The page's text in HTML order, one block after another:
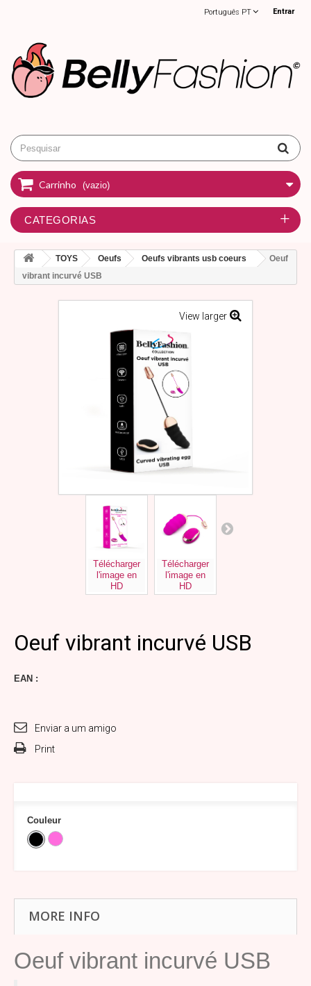
Entrar
Português PT
Carrinho (vazio)
CATEGORIAS
TOYS Oeufs Oeufs vibrants usb coeurs
Oeuf
vibrant incurvé USB
View larger
Télécharger
l'image en
HD
Télécharger
l'image en
HD
Oeuf vibrant incurvé USB
EAN :
Enviar a um amigo
Print
Couleur
MORE INFO
Oeuf vibrant incurvé USB